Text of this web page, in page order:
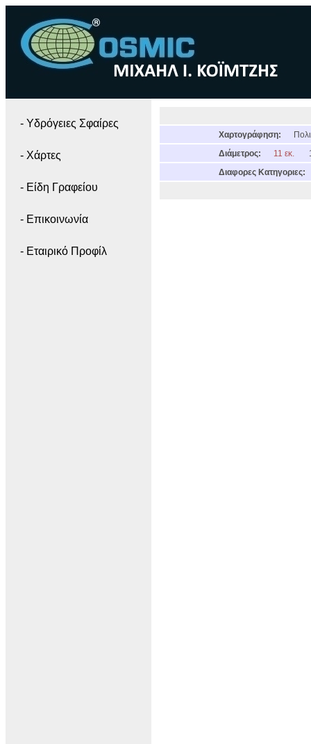
- Yδρόγειες Σφαίρες
- Χάρτες
- Είδη Γραφείου
- Επικοινωνία
- Εταιρικό Προφίλ
Χαρτογράφηση:
Διάμετρος:
11 εκ.
Διαφορες Κατηγοριες: